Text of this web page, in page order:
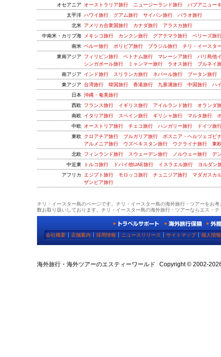
オセアニア
オーストラリア旅行 ニュージーランド旅行
パプアニュー
太平洋 ハワイ旅行 グアム旅行 サイパン旅行
パラオ旅行
北米 アメリカ合衆国旅行 カナダ旅行
アラスカ旅行
中南米・カリブ海
メキシコ旅行 カンクン旅行 グアテマラ旅行
ベリーズ旅
南米 ペルー旅行 ボリビア旅行 ブラジル旅行
チリ・イースタ
東南アジア
フィリピン旅行 ベトナム旅行 マレーシア旅行
バリ島他
シンガポール旅行
ミャンマー旅行 ラオス旅行
ブルネイ
南アジア
インド旅行 スリランカ旅行 ネパール旅行
ブータン旅行
東アジア
台湾旅行 韓国旅行 香港旅行 九寨溝旅行 中国旅行
ハ
日本 沖縄・奄美旅行
西欧
フランス旅行 イギリス旅行 アイルランド旅行
オランダ
南欧
イタリア旅行 スペイン旅行 ギリシャ旅行 マルタ旅行
中欧
オーストリア旅行 チェコ旅行 ハンガリー旅行
ドイツ旅
東欧
クロアチア旅行 ブルガリア旅行
ボスニア・ヘルツェゴビ
アルメニア旅行
ウズベキスタン旅行 ウクライナ旅行
東
北欧
フィンランド旅行 スウェーデン旅行 ノルウェー旅行
デ
中近東
トルコ旅行 ドバイ他UAE旅行 イスラエル旅行
ヨルダン
アフリカ
エジプト旅行 モロッコ旅行 チュニジア旅行
マダガスカ
ザンビア旅行
チリ・イースター島のページです。チリ・イースター島の海外旅行・ツアーをお
数お取り扱いしております。チリ・イースター島の海外旅行・ツアーならエス・
会社概要 店舗案内 採用情報 ニュースリリース サイトマップ 個人情
海外旅行・海外ツアーのエスティーワールド Copyright © 2002-